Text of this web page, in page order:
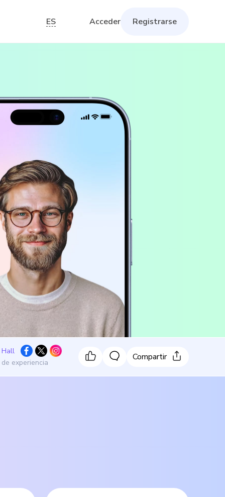
ES Acceder Registrarse
Hall
experiencia
Compartir